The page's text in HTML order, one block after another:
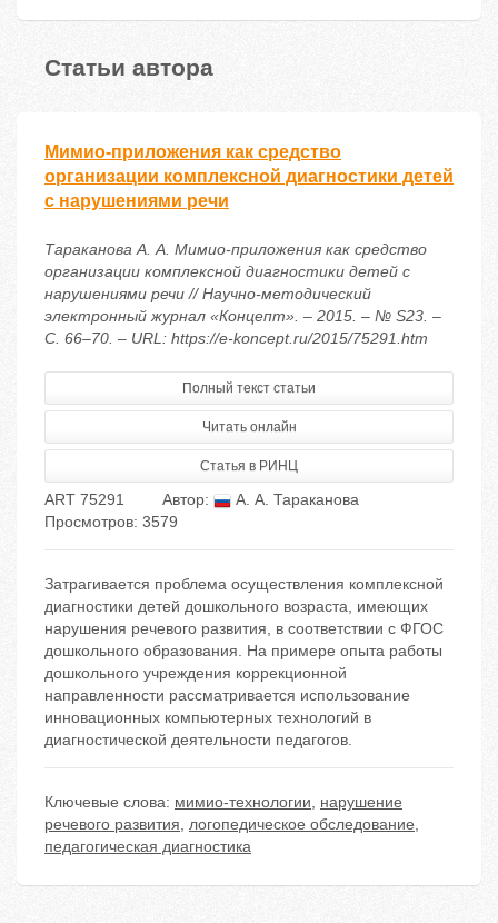
Статьи автора
Мимио-приложения как средство
организации комплексной диагностики детей
с нарушениями речи
Тараканова А. А. Мимио-приложения как средство
организации комплексной диагностики детей с
нарушениями речи // Научно-методический
электронный журнал «Концепт». – 2015. – № S23. –
С. 66–70. – URL: https://e-koncept.ru/2015/75291.htm
Полный текст статьи
Читать онлайн
Статья в РИНЦ
ART 75291 Автор:
А. А. Тараканова
Просмотров: 3579
Затрагивается проблема осуществления комплексной
диагностики детей дошкольного возраста, имеющих
нарушения речевого развития, в соответствии с ФГОС
дошкольного образования. На примере опыта работы
дошкольного учреждения коррекционной
направленности рассматривается использование
инновационных компьютерных технологий в
диагностической деятельности педагогов.
Ключевые слова: мимио-технологии, нарушение
речевого развития, логопедическое обследование,
педагогическая диагностика